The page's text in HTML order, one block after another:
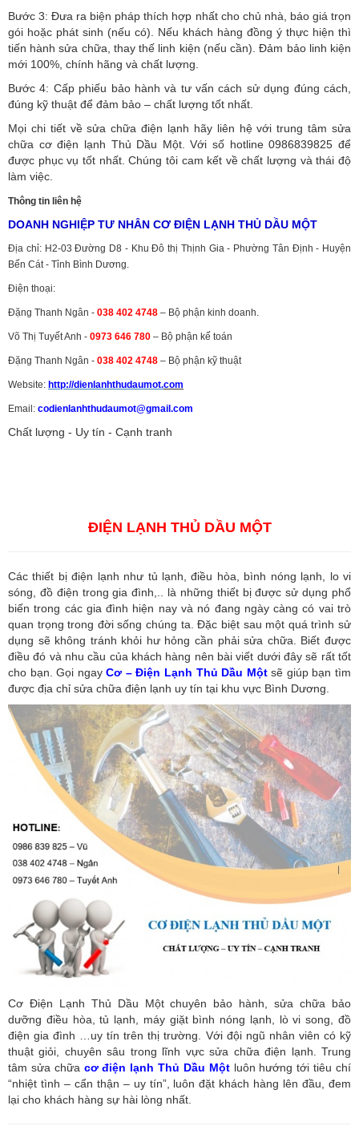
Bước 3: Đưa ra biện pháp thích hợp nhất cho chủ nhà, báo giá trọn
gói hoặc phát sinh (nếu có). Nếu khách hàng đồng ý thực hiện thì
tiến hành sửa chữa, thay thế linh kiện (nếu cần). Đảm bảo linh kiện
mới 100%, chính hãng và chất lượng.
Bước 4: Cấp phiếu bảo hành và tư vấn cách sử dụng đúng cách,
đúng kỹ thuật để đảm bảo – chất lượng tốt nhất.
Mọi chi tiết về sửa chữa điện lạnh hãy liên hệ với trung tâm sửa
chữa cơ điện lạnh Thủ Dầu Một. Với số hotline 0986839825 để
được phục vụ tốt nhất. Chúng tôi cam kết về chất lượng và thái độ
làm việc.
Thông tin liên hệ
DOANH NGHIỆP TƯ NHÂN CƠ ĐIỆN LẠNH THỦ DẦU MỘT
Địa chỉ: H2-03 Đường D8 - Khu Đô thị Thịnh Gia - Phường Tân Định - Huyện
Bến Cát - Tỉnh Bình Dương.
Điện thoại:
Đặng Thanh Ngân - 038 402 4748 – Bộ phận kinh doanh.
Võ Thị Tuyết Anh - 0973 646 780 – Bộ phận kế toán
Đặng Thanh Ngân - 038 402 4748 – Bộ phận kỹ thuật
Website: http://dienlanhthudaumot.com
Email: codienlanhthudaumot@gmail.com
Chất lượng - Uy tín - Cạnh tranh
ĐIỆN LẠNH THỦ DẦU MỘT
Các thiết bị điện lạnh như tủ lạnh, điều hòa, bình nóng lạnh, lo vi
sóng, đồ điện trong gia đình,.. là những thiết bị được sử dụng phổ
biến trong các gia đình hiện nay và nó đang ngày càng có vai trò
quan trọng trong đời sống chúng ta. Đặc biệt sau một quá trình sử
dụng sẽ không tránh khỏi hư hỏng cần phải sửa chữa. Biết được
điều đó và nhu cầu của khách hàng nên bài viết dưới đây sẽ rất tốt
cho bạn. Gọi ngayCơ – Điện Lạnh Thủ Dầu Một sẽ giúp bạn tìm
được địa chỉ sửa chữa điện lạnh uy tín tại khu vực Bình Dương.
Cơ Điện Lạnh Thủ Dầu Một chuyên bảo hành, sửa chữa bảo
dưỡng điều hòa, tủ lạnh, máy giặt bình nóng lạnh, lò vi song, đồ
điện gia đình …uy tín trên thị trường. Với đội ngũ nhân viên có kỹ
thuật giỏi, chuyên sâu trong lĩnh vực sửa chữa điện lạnh. Trung
tâm sửa chữa cơ điện lạnh Thủ Dầu Mộtluôn hướng tới tiêu chí
“nhiệt tình – cẩn thận – uy tín”, luôn đặt khách hàng lên đầu, đem
lại cho khách hàng sự hài lòng nhất.